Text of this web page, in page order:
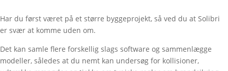
Har du først været på et større byggeprojekt, så ved du at Solibri
er svær at komme uden om.
Det kan samle flere forskellig slags software og sammenlægge
modeller, således at du nemt kan undersøg for kollisioner,